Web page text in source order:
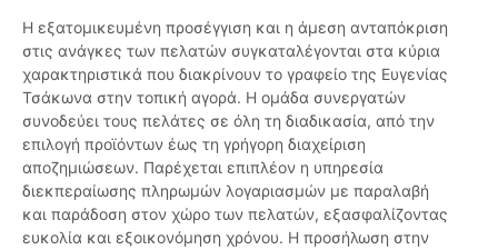
Η εξατομικευμένη προσέγγιση και η άμεση ανταπόκριση
στις ανάγκες των πελατών συγκαταλέγονται στα κύρια
χαρακτηριστικά που διακρίνουν το γραφείο της Ευγενίας
Τσάκωνα στην τοπική αγορά. Η ομάδα συνεργατών
συνοδεύει τους πελάτες σε όλη τη διαδικασία, από την
επιλογή προϊόντων έως τη γρήγορη διαχείριση
αποζημιώσεων. Παρέχεται επιπλέον η υπηρεσία
διεκπεραίωσης πληρωμών λογαριασμών με παραλαβή
και παράδοση στον χώρο των πελατών, εξασφαλίζοντας
ευκολία και εξοικονόμηση χρόνου. Η προσήλωση στην